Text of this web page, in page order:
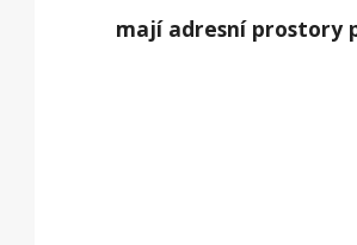
mají adresní prostory